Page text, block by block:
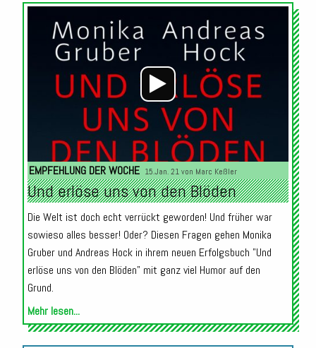
Audio-
Player
EMPFEHLUNG DER WOCHE 15.Jan. 21 von Marc Keßler
Und erlöse uns von den Blöden
Die Welt ist doch echt verrückt geworden! Und früher war
sowieso alles besser! Oder? Diesen Fragen gehen Monika
Gruber und Andreas Hock in ihrem neuen Erfolgsbuch "Und
erlöse uns von den Blöden" mit ganz viel Humor auf den
Grund.
Mehr lesen...